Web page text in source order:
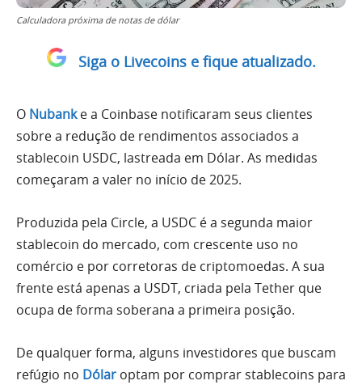
Calculadora próxima de notas de dólar
Siga o Livecoins e fique atualizado.
O Nubanke a Coinbase notificaram seus clientes
sobre a redução de rendimentos associados a
stablecoin USDC, lastreada em Dólar. As medidas
começaram a valer no início de 2025.
Produzida pela Circle, a USDC é a segunda maior
stablecoin do mercado, com crescente uso no
comércio e por corretoras de criptomoedas. A sua
frente está apenas a USDT, criada pela Tether que
ocupa de forma soberana a primeira posição.
De qualquer forma, alguns investidores que buscam
refúgio no Dólar optam por comprar stablecoins para